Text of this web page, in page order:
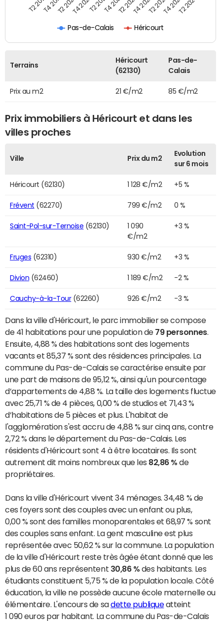
Pas-de-Calais Héricourt
T2 2020T4 2020 T4 2022T2 2023T4 2023T2 2024
Terrains
Héricourt
(62130)
Pas-de-
Calais
Prix au m2 21 €/m2 85 €/m2
Prix immobiliers à Héricourt et dans les
villes proches
Ville Prix du m2
Evolution
sur 6 mois
Héricourt (62130) 1 128 €/m2 +5 %
Frévent (62270) 799 €/m2 0 %
Saint-Pol-sur-Ternoise (62130)
1 090
€/m2
+3 %
Fruges (62310) 930 €/m2 +3 %
Divion (62460) 1 189 €/m2 -2 %
Cauchy-à-la-Tour(62260) 926 €/m2 -3 %
Dans la ville d'Héricourt, le parc immobilier se compose
de 41 habitations pour une population de 79 personnes.
Ensuite, 4,88 % des habitations sont des logements
vacants et 85,37 % sont des résidences principales. La
commune du Pas-de-Calais se caractérise ensuite par
une part de maisons de 95,12 %, ainsi qu'un pourcentage
d’appartements de 4,88 %. La taille des logements fluctue
avec 25,71 % de 4 pièces, 0,00 % de studios et 71,43 %
d’habitations de 5 pièces et plus. L'habitat de
l'agglomération s'est accru de 4,88 % sur cinq ans, contre
2,72 % dans le département du Pas-de-Calais. Les
résidents d'Héricourt sont 4 à être locataires. Ils sont
autrement dit moins nombreux que les 82,86 % de
propriétaires.
Dans la ville d'Héricourt vivent 34 ménages. 34,48 % de
ces foyers sont des couples avec un enfant ou plus,
0,00 % sont des familles monoparentales et 68,97 % sont
des couples sans enfant. La gent masculine est plus
représentée avec 50,62 % sur la commune. La population
de la ville d'Héricourt reste très âgée étant donné que les
plus de 60 ans représentent 30,86 % des habitants. Les
étudiants constituent 5,75 % de la population locale. Côté
éducation, la ville ne possède aucune école maternelle ou
élémentaire. L'encours de sadette publiqueatteint
1 090 euros par habitant. La commune du Pas-de-Calais